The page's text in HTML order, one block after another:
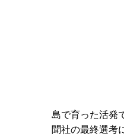
島で育った活発
聞社の最終選考